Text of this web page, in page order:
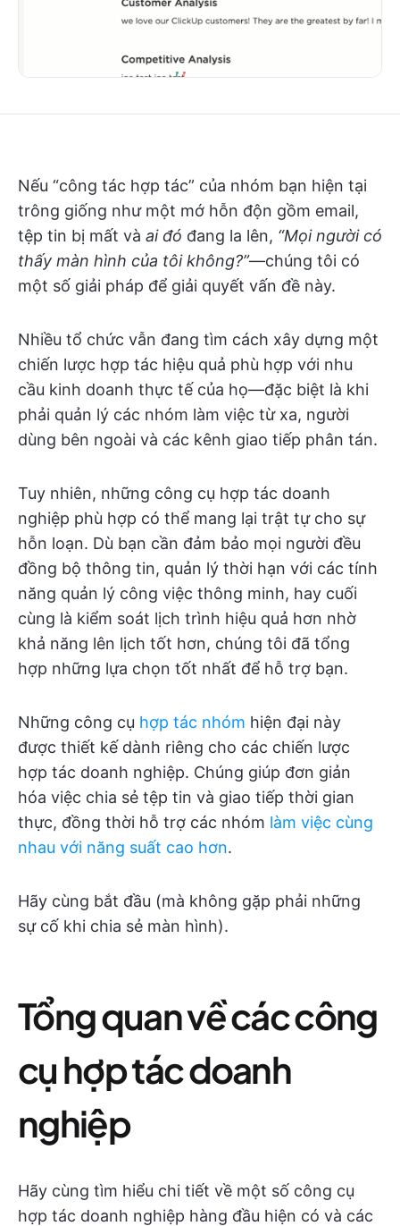
Nếu “công tác hợp tác” của nhóm bạn hiện tại
trông giống như một mớ hỗn độn gồm email,
tệp tin bị mất và ai đó đang la lên, “Mọi người có
thấy màn hình của tôi không?”—chúng tôi có
một số giải pháp để giải quyết vấn đề này.
Nhiều tổ chức vẫn đang tìm cách xây dựng một
chiến lược hợp tác hiệu quả phù hợp với nhu
cầu kinh doanh thực tế của họ—đặc biệt là khi
phải quản lý các nhóm làm việc từ xa, người
dùng bên ngoài và các kênh giao tiếp phân tán.
Tuy nhiên, những công cụ hợp tác doanh
nghiệp phù hợp có thể mang lại trật tự cho sự
hỗn loạn. Dù bạn cần đảm bảo mọi người đều
đồng bộ thông tin, quản lý thời hạn với các tính
năng quản lý công việc thông minh, hay cuối
cùng là kiểm soát lịch trình hiệu quả hơn nhờ
khả năng lên lịch tốt hơn, chúng tôi đã tổng
hợp những lựa chọn tốt nhất để hỗ trợ bạn.
Những công cụ hợp tác nhóm hiện đại này
được thiết kế dành riêng cho các chiến lược
hợp tác doanh nghiệp. Chúng giúp đơn giản
hóa việc chia sẻ tệp tin và giao tiếp thời gian
thực, đồng thời hỗ trợ các nhóm làm việc cùng
nhau với năng suất cao hơn.
Hãy cùng bắt đầu (mà không gặp phải những
sự cố khi chia sẻ màn hình).
Tổng quan về các công
cụ hợp tác doanh
nghiệp
Hãy cùng tìm hiểu chi tiết về một số công cụ
hợp tác doanh nghiệp hàng đầu hiện có và các